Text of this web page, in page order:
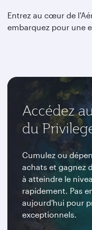
Entrez au cœur de
embarquez pour une
Accédez
du
Cumulez ou
achats et gagnez
à atteindre le
rapidement. Pas
aujourd'hui pour
exceptionnels.